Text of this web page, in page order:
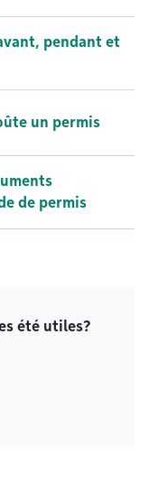
pendant et
un permis
de permis
été utiles?